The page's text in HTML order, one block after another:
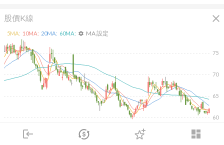
login dashboard
市場 登入
股價K線 close
2026/02/10 2026/04/10 2026/05/28 2026/07/16
60
65
70
75
5MA: 10MA: 20MA: 60MA: settings MA 設定